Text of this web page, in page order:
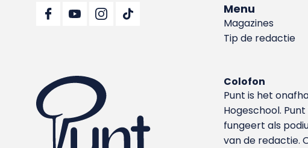
Menu
Magazines
Tip de redactie
Colofon
Punt is het
Hoge­school.
fungeert als
van de redactie.